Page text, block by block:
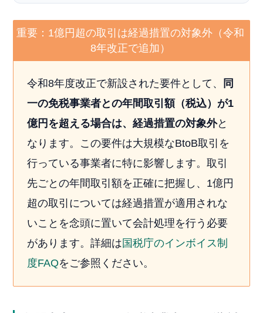
重要：1億円超の取引は経過措置の対象外（令和
8年改正で追加）
令和8年度改正で新設された要件として、
同
一の免税事業者との年間取引額（税込）が1
億円を超える場合は、経過措置の対象外と
なります。この要件は大規模なBtoB取引を
行っている事業者に特に影響します。取引
先ごとの年間取引額を正確に把握し、1億円
超の取引については経過措置が適用されな
いことを念頭に置いて会計処理を行う必要
があります。詳細は 国税庁のインボイス制
度FAQをご参照ください。